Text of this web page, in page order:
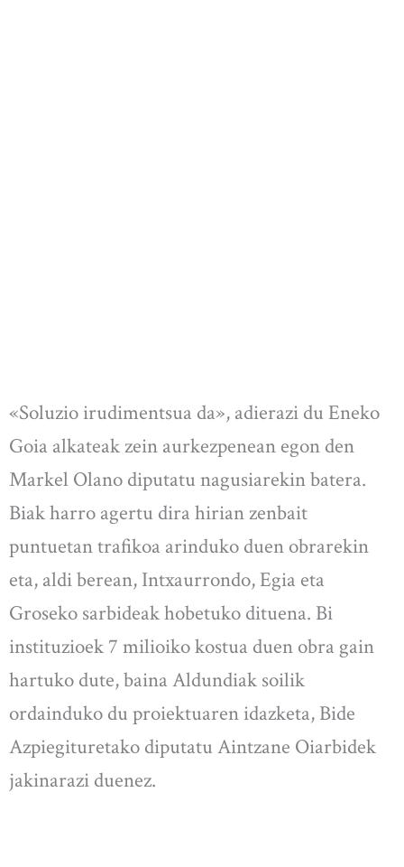
«Soluzio irudimentsua da», adierazi du Eneko
Goia alkateak zein aurkezpenean egon den
Markel Olano diputatu nagusiarekin batera.
Biak harro agertu dira hirian zenbait
puntuetan trafikoa arinduko duen obrarekin
eta, aldi berean, Intxaurrondo, Egia eta
Groseko sarbideak hobetuko dituena. Bi
instituzioek 7 milioiko kostua duen obra gain
hartuko dute, baina Aldundiak soilik
ordainduko du proiektuaren idazketa, Bide
Azpiegituretako diputatu Aintzane Oiarbidek
jakinarazi duenez.